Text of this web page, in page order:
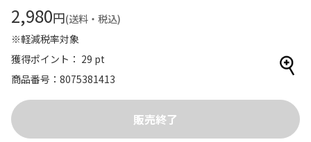
2,980円(送料・税込)
※軽減税率対象
獲得ポイント： 29 pt
商品番号
8075381413